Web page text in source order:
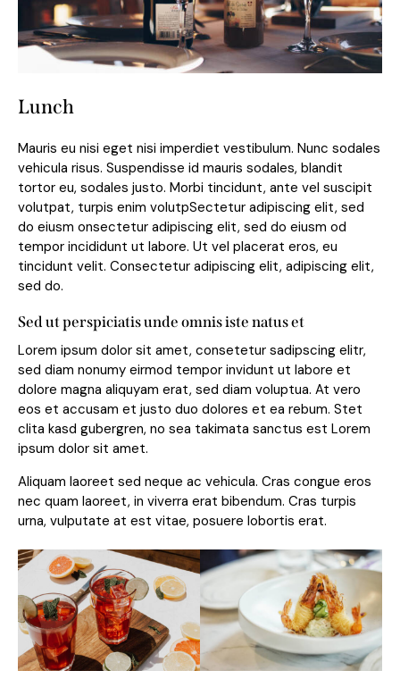
Lunch
Mauris eu nisi eget nisi imperdiet vestibulum. Nunc sodales
vehicula risus. Suspendisse id mauris sodales, blandit
tortor eu, sodales justo. Morbi tincidunt, ante vel suscipit
volutpat, turpis enim volutpSectetur adipiscing elit, sed
do eiusm onsectetur adipiscing elit, sed do eiusm od
tempor incididunt ut labore. Ut vel placerat eros, eu
tincidunt velit. Consectetur adipiscing elit, adipiscing elit,
sed do.
Sed ut perspiciatis unde omnis iste natus et
Lorem ipsum dolor sit amet, consetetur sadipscing elitr,
sed diam nonumy eirmod tempor invidunt ut labore et
dolore magna aliquyam erat, sed diam voluptua. At vero
eos et accusam et justo duo dolores et ea rebum. Stet
clita kasd gubergren, no sea takimata sanctus est Lorem
ipsum dolor sit amet.
Aliquam laoreet sed neque ac vehicula. Cras congue eros
nec quam laoreet, in viverra erat bibendum. Cras turpis
urna, vulputate at est vitae, posuere lobortis erat.